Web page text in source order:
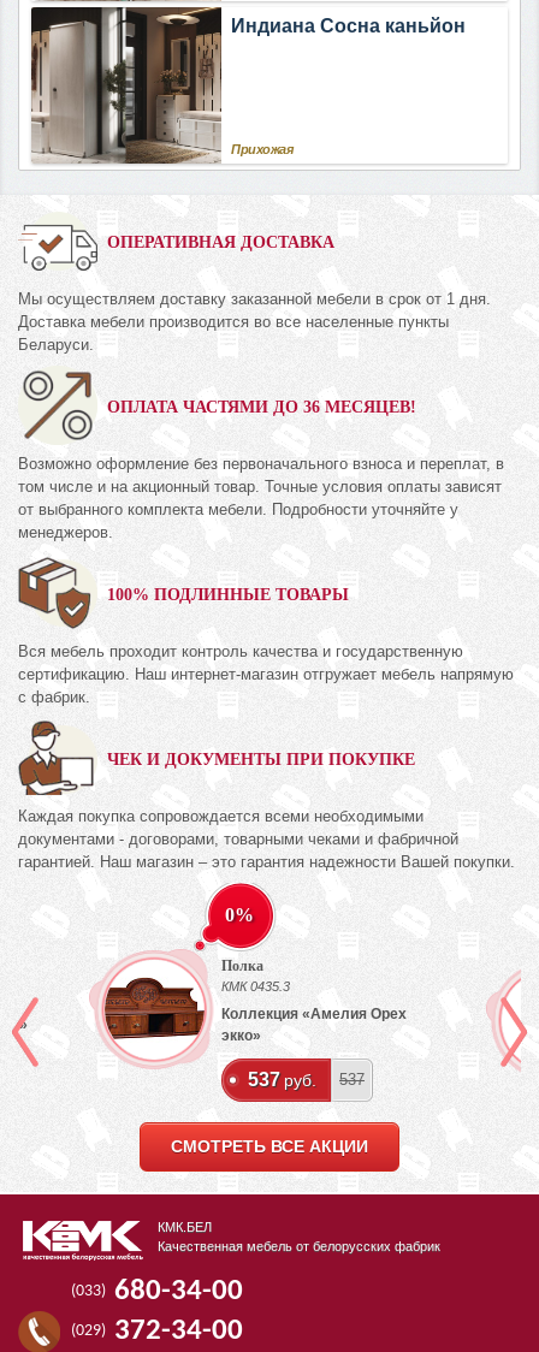
Индиана Сосна каньйон
Прихожая
ОПЕРАТИВНАЯ ДОСТАВКА
Мы осуществляем доставку заказанной мебели в срок от 1 дня.
Доставка мебели производится во все населенные пункты
Беларуси.
ОПЛАТА ЧАСТЯМИ ДО 36 МЕСЯЦЕВ!
Возможно оформление без первоначального взноса и переплат, в
том числе и на акционный товар. Точные условия оплаты зависят
от выбранного комплекта мебели. Подробности уточняйте у
менеджеров.
100% ПОДЛИННЫЕ ТОВАРЫ
Вся мебель проходит контроль качества и государственную
сертификацию. Наш интернет-магазин отгружает мебель напрямую
с фабрик.
ЧЕК И ДОКУМЕНТЫ ПРИ ПОКУПКЕ
Каждая покупка сопровождается всеми необходимыми
документами - договорами, товарными чеками и фабричной
гарантией. Наш магазин – это гарантия надежности Вашей покупки.
0%
Полка
КМК 0435.3
Коллекция «Амелия Орех
экко»
537 руб. 537
СМОТРЕТЬ ВСЕ АКЦИИ
КМК.БЕЛ
Качественная мебель от белорусских фабрик
(033) 680-34-00
(029) 372-34-00